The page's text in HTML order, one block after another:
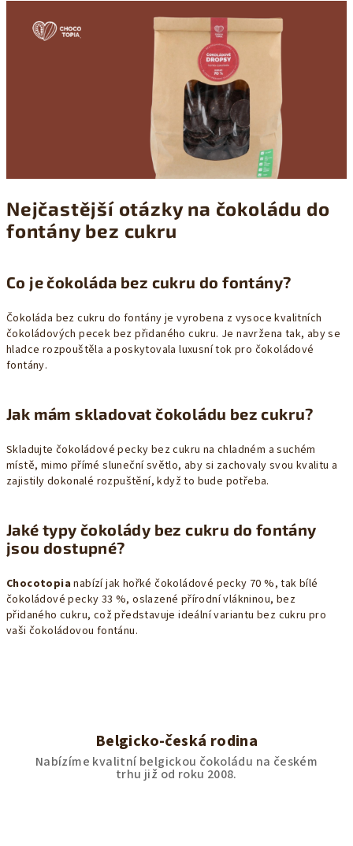
k
y
s
u
Nejčastější otázky na čokoládu do
fontány bez cukru
Co je čokoláda bez cukru do fontány?
Čokoláda bez cukru do fontány je vyrobena z vysoce kvalitních
čokoládových pecek bez přidaného cukru. Je navržena tak, aby se
hladce rozpouštěla a poskytovala luxusní tok pro čokoládové
fontány.
Jak mám skladovat čokoládu bez cukru?
Skladujte čokoládové pecky bez cukru na chladném a suchém
místě, mimo přímé sluneční světlo, aby si zachovaly svou kvalitu a
zajistily dokonalé rozpuštění, když to bude potřeba.
Jaké typy čokolády bez cukru do fontány
jsou dostupné?
Chocotopia nabízí jak hořké čokoládové pecky 70 %, tak bílé
čokoládové pecky 33 %, oslazené přírodní vlákninou, bez
přidaného cukru, což představuje ideální variantu bez cukru pro
vaši čokoládovou fontánu.
Belgicko-česká rodina
Nabízíme kvalitní belgickou čokoládu na českém
trhu již od roku 2008.